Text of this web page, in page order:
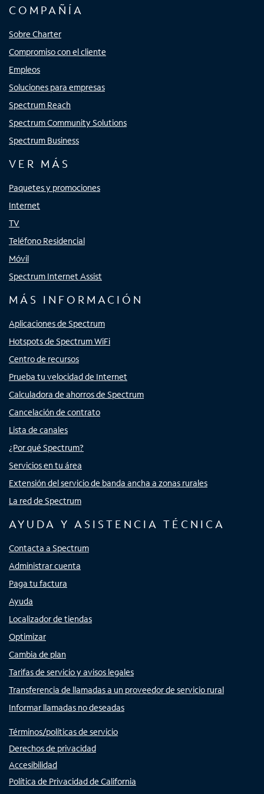
COMPAÑÍA
Sobre Charter
Compromiso con el cliente
Empleos
Soluciones para empresas
Spectrum Reach
Spectrum Community Solutions
Spectrum Business
VER MÁS
Paquetes y promociones
Internet
TV
Teléfono Residencial
Móvil
Spectrum Internet Assist
MÁS INFORMACIÓN
Aplicaciones de Spectrum
Hotspots de Spectrum WiFi
Centro de recursos
Prueba tu velocidad de Internet
Calculadora de ahorros de Spectrum
Cancelación de contrato
Lista de canales
¿Por qué Spectrum?
Servicios en tu área
Extensión del servicio de banda ancha a zonas rurales
La red de Spectrum
AYUDA Y ASISTENCIA TÉCNICA
Contacta a Spectrum
Administrar cuenta
Paga tu factura
Ayuda
Localizador de tiendas
Optimizar
Cambia de plan
Tarifas de servicio y avisos legales
Transferencia de llamadas a un proveedor de servicio rural
Informar llamadas no deseadas
Términos/políticas de servicio
Derechos de privacidad
Accesibilidad
Política de Privacidad de California